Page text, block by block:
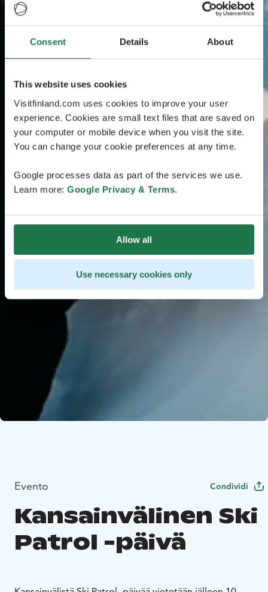
Consent Details About
This website uses cookies
Visitfinland.com uses cookies to improve your user
experience. Cookies are small text files that are saved on
your computer or mobile device when you visit the site.
You can change your cookie preferences at any time.
Google processes data as part of the services we use.
Learn more: Google Privacy & Terms.
Allow all
Use necessary cookies only
Evento Condividi
Kansainvälinen Ski
Patrol -päivä